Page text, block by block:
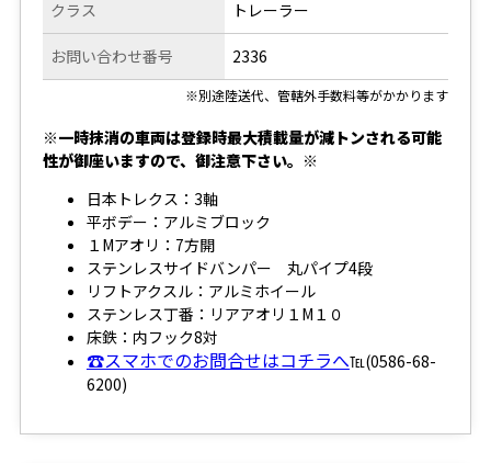
クラス
お問い合わせ番号
トレーラー
2336
※別途陸送代、管轄外手数料等がかかります
※一時抹消の車両は登録時最大積載量が減トンされる可能
性が御座いますので、御注意下さい。※
日本トレクス：3軸
平ボデー：アルミブロック
１Mアオリ：7方開
ステンレスサイドバンパー 丸パイプ4段
リフトアクスル：アルミホイール
ステンレス丁番：リアアオリ１M１０
床鉄：内フック8対
☎スマホでのお問合せはコチラへ℡(0586-68-
6200)